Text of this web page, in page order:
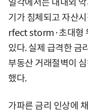
기가 침체되고 자산
rfect storm·초대형
있다. 실제 급격한 금
부동산 거래절벽이
했다.
가파른 금리 인상에